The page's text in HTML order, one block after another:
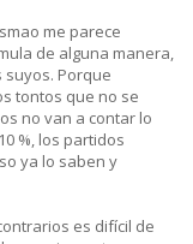
me parece
de alguna manera,
suyos. Porque
tontos que no se
no van a contar lo
%, los partidos
ya lo saben y
es difícil de